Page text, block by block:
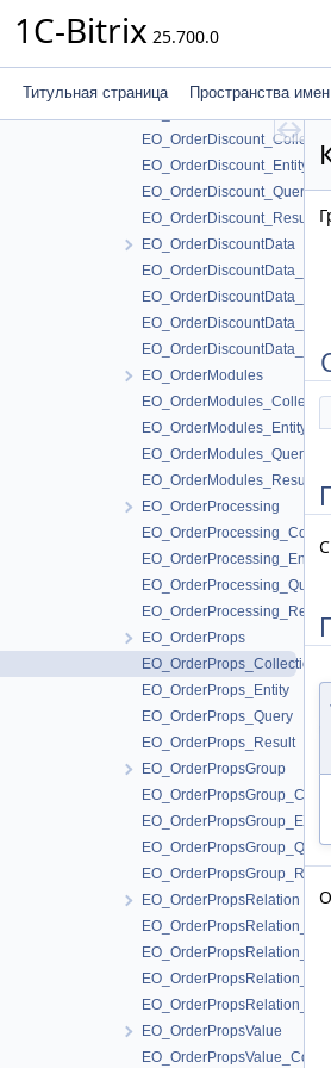
1C-Bitrix 25.700.0
Титульная страница Пространства имен
EO_OrderDeliveryReq_Entity
EO_OrderDeliveryReq_Result
EO_OrderDiscount_Collection
EO_OrderDiscount_Entity
EO_OrderDiscount_Query
EO_OrderDiscount_Result
EO_OrderDiscountData
EO_OrderDiscountData_Entity
EO_OrderModules
EO_OrderModules_Entity
EO_OrderModules_Query
EO_OrderModules_Result
EO_OrderProcessing
EO_OrderProcessing_Entity
EO_OrderProcessing_Query
EO_OrderProcessing_Result
EO_OrderProps
EO_OrderProps_Collection
EO_OrderProps_Entity
EO_OrderProps_Query
EO_OrderProps_Result
EO_OrderPropsGroup
EO_OrderPropsGroup_Entity
EO_OrderPropsGroup_Result
EO_OrderPropsRelation
EO_OrderPropsValue